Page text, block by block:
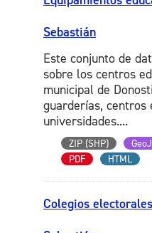
Sebastián
Este conjunto de
sobre los centros
municipal de
guarderías, centros
universidades....
ZIP (SHP)
PDF
HTML
Colegios